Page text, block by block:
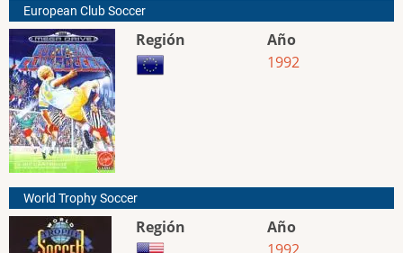
European Club Soccer
Región
Año
1992
World Trophy Soccer
Región
Año